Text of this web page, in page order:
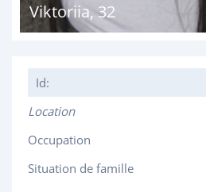
Viktoriia,32
Id:
Location
Occupation
Situation de famille